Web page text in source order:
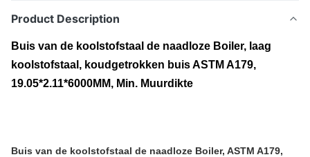
Product Description
Buis van de koolstofstaal de naadloze Boiler, laag
koolstofstaal, koudgetrokken buis ASTM A179,
19.05*2.11*6000MM, Min. Muurdikte
Buis van de koolstofstaal de naadloze Boiler, ASTM A179,